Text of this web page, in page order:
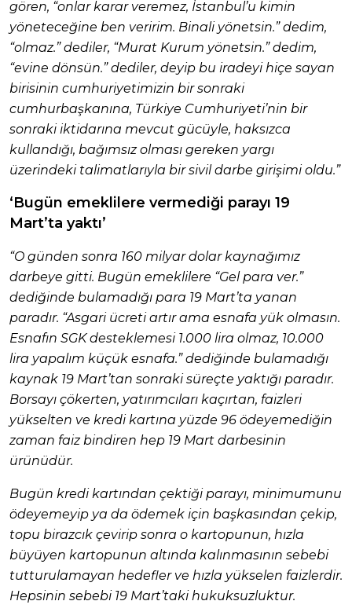
gören, “onlar karar veremez, İstanbul’u kimin
yöneteceğine ben veririm. Binali yönetsin.” dedim,
“olmaz.” dediler, “Murat Kurum yönetsin.” dedim,
“evine dönsün.” dediler, deyip bu iradeyi hiçe sayan
birisinin cumhuriyetimizin bir sonraki
cumhurbaşkanına, Türkiye Cumhuriyeti’nin bir
sonraki iktidarına mevcut gücüyle, haksızca
kullandığı, bağımsız olması gereken yargı
üzerindeki talimatlarıyla bir sivil darbe girişimi oldu.”
‘Bugün emeklilere vermediği parayı 19
Mart’ta yaktı’
“O günden sonra 160 milyar dolar kaynağımız
darbeye gitti. Bugün emeklilere “Gel para ver.”
dediğinde bulamadığı para 19 Mart’ta yanan
paradır. “Asgari ücreti artır ama esnafa yük olmasın.
Esnafın SGK desteklemesi 1.000 lira olmaz, 10.000
lira yapalım küçük esnafa.” dediğinde bulamadığı
kaynak 19 Mart’tan sonraki süreçte yaktığı paradır.
Borsayı çökerten, yatırımcıları kaçırtan, faizleri
yükselten ve kredi kartına yüzde 96 ödeyemediğin
zaman faiz bindiren hep 19 Mart darbesinin
ürünüdür.
Bugün kredi kartından çektiği parayı, minimumunu
ödeyemeyip ya da ödemek için başkasından çekip,
topu birazcık çevirip sonra o kartopunun, hızla
büyüyen kartopunun altında kalınmasının sebebi
tutturulamayan hedefler ve hızla yükselen faizlerdir.
Hepsinin sebebi 19 Mart’taki hukuksuzluktur.